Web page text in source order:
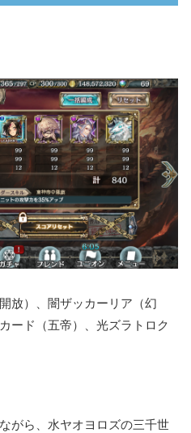
放）、闇ザッカーリア（幻
ード（五帝）、光ズラトロク
がら、水ヤオヨロズの三千世